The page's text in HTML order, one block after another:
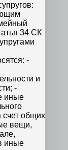
34 СК
-
и
-
иные
счет общих
вещи,
иные